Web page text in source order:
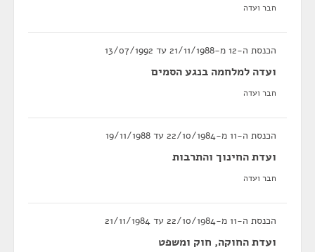
חבר ועדה
הכנסת ה-12 מ-21/11/1988 עד 13/07/1992
ועדה למלחמה בנגע הסמים
חבר ועדה
הכנסת ה-11 מ-22/10/1984 עד 19/11/1988
ועדת החינוך והתרבות
חבר ועדה
הכנסת ה-11 מ-22/10/1984 עד 21/11/1984
ועדת החוקה, חוק ומשפט